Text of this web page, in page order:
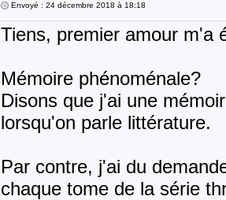
Envoyé : 24 décembre 2018 à 18:18
Tiens, premier amour m'a
Mémoire phénoménale?
Disons que j'ai une
lorsqu'on parle littérature.
Par contre, j'ai du
chaque tome de la série